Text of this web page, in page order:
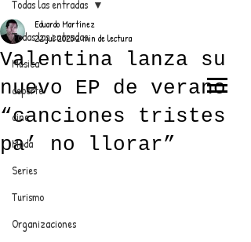
ANUNCIATE CON NOSOTROS
EL TRENDY TOP
CON EDDY MARTINEZ
Todas las entradas
Música
deporte
cine
Moda
Series
Turismo
Organizaciones
Todas las entradas
Valentina lanza su
nuevo EP de verano
“canciones tristes
pa’ no llorar”
Eduardo Martínez
22 jul 20252 min de lectura